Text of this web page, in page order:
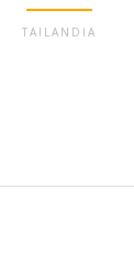
TAILANDIA